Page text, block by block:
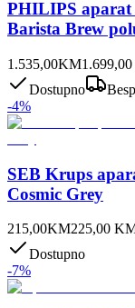
PHILIPS aparat
Barista Brew
1.535,00KM1.699,00
Dostupno
-4%
SEB Krups
Cosmic Grey
215,00KM225,00
Dostupno
-7%